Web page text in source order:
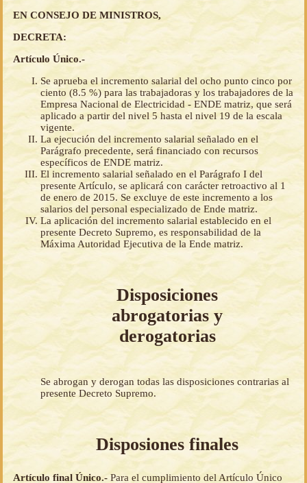
EN CONSEJO DE MINISTROS,
DECRETA:
Artículo Único.-
Se aprueba el incremento salarial del ocho punto cinco por
ciento (8.5 %) para las trabajadoras y los trabajadores de la
Empresa Nacional de Electricidad - ENDE matriz, que será
aplicado a partir del nivel 5 hasta el nivel 19 de la escala
vigente.
La ejecución del incremento salarial señalado en el
Parágrafo precedente, será financiado con recursos
específicos de ENDE matriz.
El incremento salarial señalado en el Parágrafo I del
presente Artículo, se aplicará con carácter retroactivo al 1
de enero de 2015. Se excluye de este incremento a los
salarios del personal especializado de Ende matriz.
La aplicación del incremento salarial establecido en el
presente Decreto Supremo, es responsabilidad de la
Máxima Autoridad Ejecutiva de la Ende matriz.
Disposiciones
abrogatorias y
derogatorias
Se abrogan y derogan todas las disposiciones contrarias al
presente Decreto Supremo.
Disposiones finales
Artículo final Único.-Para el cumplimiento del Artículo Único